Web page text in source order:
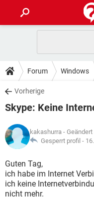
ANDROID
WINDOWS 10
WHATSAPP
FACEBOOK
TIPPS & TRICKS
SPIELE
WHATSAPP
FACEBOOK
DOWNLOADS
SPIELE
ANDROID
WINDOWS 10
WHATSAPP
FACEBOOK
FORUM
SPIELE
ANDROID
WINDOWS 10
WHATSAPP
LEXIKON
SPIELE
ANDROID
WINDOWS 10
Forum Windows
Vorherige
Skype: Keine
kakashurra -
Gesperrt profil -
Guten Tag,
ich habe im Internet
ich keine
nicht mehr.